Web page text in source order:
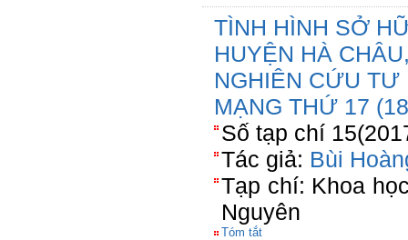
TÌNH HÌNH SỞ
HUYỆN HÀ
NGHIÊN CỨU
MẠNG THỨ 17
Số tạp chí
Tác giả: Bùi
Tạp chí: Khoa
Nguyên
Tóm tắt